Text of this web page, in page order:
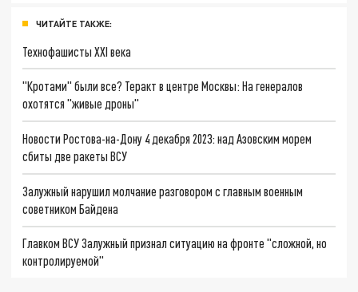
ЧИТАЙТЕ ТАКЖЕ:
Технофашисты XXI века
"Кротами" были все? Теракт в центре Москвы: На генералов
охотятся "живые дроны"
Новости Ростова-на-Дону 4 декабря 2023: над Азовским морем
сбиты две ракеты ВСУ
Залужный нарушил молчание разговором с главным военным
советником Байдена
Главком ВСУ Залужный признал ситуацию на фронте "сложной, но
контролируемой"